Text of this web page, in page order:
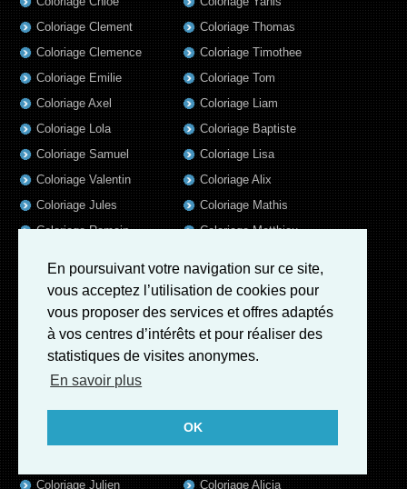
En poursuivant votre navigation sur ce site,
vous acceptez l’utilisation de cookies pour
vous proposer des services et offres adaptés
à vos centres d’intérêts et pour réaliser des
statistiques de visites anonymes.
En savoir plus
OK
Coloriage Clement
Coloriage Clemence
Coloriage Emilie
Coloriage Axel
Coloriage Lola
Coloriage Samuel
Coloriage Valentin
Coloriage Jules
Coloriage Romain
Coloriage Garance
Coloriage Victoire
Coloriage Marius
Coloriage Eleonore
Coloriage Louis
Coloriage Julien
Coloriage Thomas
Coloriage Timothee
Coloriage Tom
Coloriage Liam
Coloriage Baptiste
Coloriage Lisa
Coloriage Alix
Coloriage Mathis
Coloriage Matthieu
Coloriage Rose
Coloriage Jeanne
Coloriage Guillaume
Coloriage Benjamin
Coloriage Matteo
Coloriage Ulysse
Coloriage Alicia